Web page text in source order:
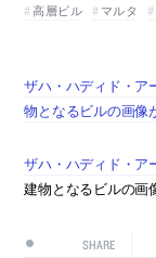
高層ビル
マルタ
ザハ・ハディド・ア
物となるビルの画像
ザハ・ハディド・ア
建物となるビルの画
SHARE